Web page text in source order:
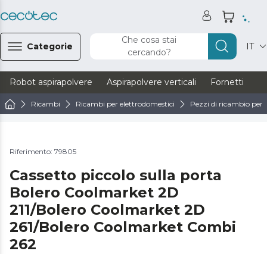
Categorie
Che cosa stai
cercando?
IT
Robot aspirapolvere Aspirapolvere verticali Fornetti
Ricambi Ricambi per elettrodomestici Pezzi di ricambio per
Riferimento: 79805
Cassetto piccolo sulla porta
Bolero Coolmarket 2D
211/Bolero Coolmarket 2D
261/Bolero Coolmarket Combi
262